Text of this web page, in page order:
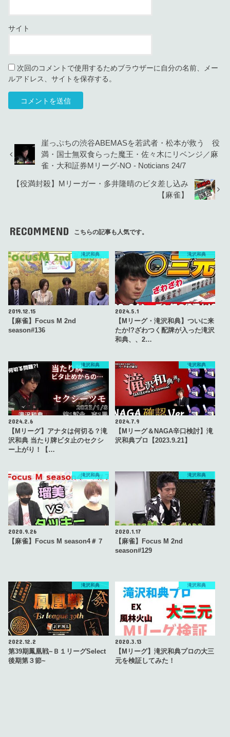
サイト
次回のコメントで使用するためブラウザーに自分の名前、メー
ルアドレス、サイトを保存する。
崖っぷちの渋谷ABEMASを若武者・松本が救う 役
満・国士無双食らった魔王・佐々木にリベンジ／麻
雀・大和証券Mリーグ-NO - Noticians 24/7
【役満封殺】Mリーガー・多井隆晴のビタ差し込み
【麻雀】
RECOMMEND こちらの記事も人気です。
滝沢和典
2019.12.15
【麻雀】Focus M 2nd
season#136
滝沢和典
2024.5.1
【Mリーグ・滝沢和典】ついに来
たか!?ざわつく配牌が入った滝沢
和典、、2…
滝沢和典
2024.2.6
【Mリーグ】アナタは何切る？滝
沢和典 当たり牌ビタ止のセクシ
ー上がり！【…
滝沢和典
2024.7.9
【Mリーグ＆NAGA辛口検討】滝
沢和典プロ【2023.9.21】
滝沢和典
2020.9.26
【麻雀】Focus M season4＃７
滝沢和典
2020.1.17
【麻雀】Focus M 2nd
season#129
滝沢和典
2022.12.2
第39期鳳凰戦~Ｂ１リーグSelect
後期第３節~
滝沢和典
2020.3.13
【Mリーグ】滝沢和典プロの大三
元を検証してみた！